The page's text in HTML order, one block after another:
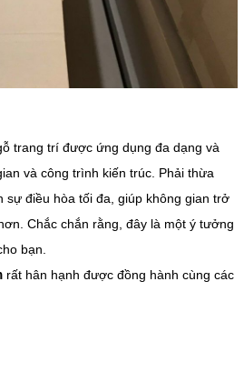
trang trí được ứng dụng đa dạng và
và công trình kiến trúc. Phải thừa
sự điều hòa tối đa, giúp không gian trở
Chắc chắn rằng, đây là một ý tưởng
bạn.
rất hân hạnh được đồng hành cùng các